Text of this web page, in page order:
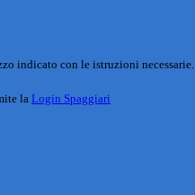
indicato con le istruzioni necessarie.
la Login Spaggiari